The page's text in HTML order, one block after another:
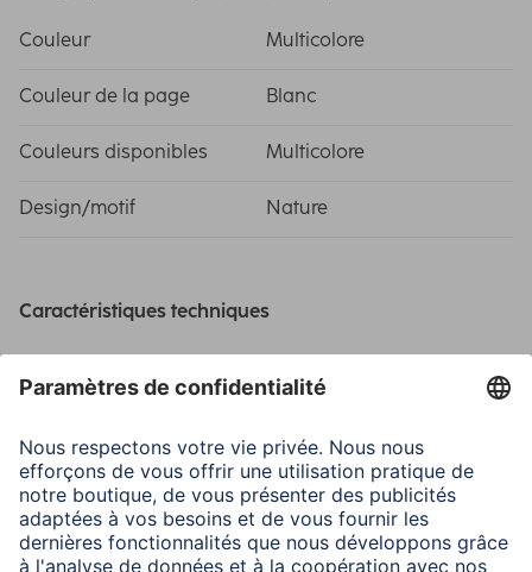
Couleur Multicolore
Couleur de la page Blanc
Couleurs disponibles Multicolore
Design/motif Nature
Caractéristiques techniques
Picture Size/Maximum
Number of Photos
10 x 15 cm / 200